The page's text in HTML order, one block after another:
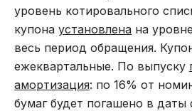
уровень котировального
купона установлена на
весь период обращения.
ежеквартальные. По выпуску
амортизация: по 16% от
бумаг будет погашено в даты